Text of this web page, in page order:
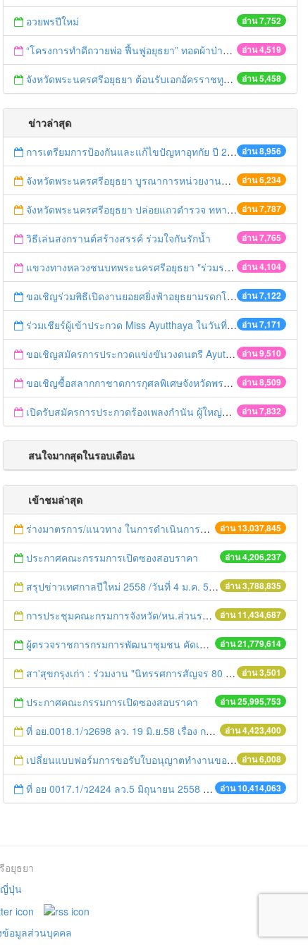
อ่าน 7,752
อวยพรปีใหม่
อ่าน 4,519
“โครงการทำดีถวายพ่อ ฟื้นฟูอยุธยา” ทอดผ้าป่ามหากุศลหาทุนช่วยเหลือวัด และชุมชนที่ประสบอุทกภัย
อ่าน 5,458
จังหวัดพระนครศรีอยุธยา ต้อนรับเอกอัครราชทูตเดนมาร์ก
ข่าวล่าสุด
อ่าน 8,956
การเตรียมการป้องกันและแก้ไขปัญหาอุทกัย ปี 2561
อ่าน 6,234
จังหวัดพระนครศรีอยุธยา บูรณาการหน่วยงานที่เกี่ยวข้อง ลงพื้นที่จัดระเบียบและดำเนินมาตรการตามบทลงโทษสูงสุดกับผู้ประกอบการร้านค้าที่ยังฝ่าฝืนตั้งร้านค้ารุกล้ำเขตพื้นที่ทางหลวง เตรียมความปลอดภัยก่อนเทศกาลสงกรานต์
อ่าน 7,787
จังหวัดพระนครศรีอยุธยา ปล่อยแถวตำรวจ ทหาร ฝ่ายปกครอง กว่า 100 นาย ตรวจเข้มท่ารถสาธารณะ สถานีขนส่งรถโดยสาร วินรถตู้ และสถานีรถไฟ เตรียมรับมือเทศกาลสงกรานต์
อ่าน 7,765
วิธีเล่นสงกรานต์สร้างสรรค์ ร่วมใจกันรักน้ำ
อ่าน 4,104
แขวงทางหลวงชนบทพระนครศรีอยุธยา "ร่วมรณรงค์ ขับช้า เปิดไฟหน้า คาดเข็มขัด" เทศกาลสงกรานต์ ปี 2561
อ่าน 7,122
ขอเชิญร่วมพิธีเปิดงานยอยศยิ่งฟ้าอยุธยามรดกโลก
อ่าน 7,171
ร่วมเชียร์ผู้เข้าประกวด Miss Ayutthaya ในวันที่ 15 ธันวาคม 2560
อ่าน 9,510
ขอเชิญสมัครการประกวดแข่งขันวงดนตรี Ayutthaya battle of the bands
อ่าน 8,509
ขอเชิญซื้อสลากกาชาดการกุศลพิเศษจังหวัดพระนครศรีอยุธยา 2560
อ่าน 7,832
เปิดรับสมัครการประกวดร้องเพลงกำนัน ผู้ใหญ่บ้าน ฯลฯ
สนใจมากสุดในรอบเดือน
เข้าชมล่าสุด
อ่าน 13,037,845
ร่างมาตรการ/แนวทาง ในการดำเนินการประกอบการตรวจราชการแบบบูรณาการ
อ่าน 4,206,237
ประกาศคณะกรรมการเปิดซองสอบราคา
อ่าน 3,788,835
สรุปข่าวเทศกาลปีใหม่ 2558 /วันที่ 4 ม.ค. 58
อ่าน 11,434,687
การประชุมคณะกรมการจังหวัด/หน.ส่วนราชการประจำเดือน มิถุนายน 2558
อ่าน 21,779,614
ผู้ตรวจราชการกรมการพัฒนาชุมชน คัดเลือกข้าราชการและลูกจ้างดีเด่น และหน่วยงานพัฒนาชุมชนใสสะอาด ประจำปี ๒๕๕๔
อ่าน 3,501
สา'สุขกรุงเก่า : ร่วมงาน "นิทรรศการสัญจร 80 พรรษา ปวงประชา ร่มเย็นเป็นสุข"
อ่าน 25,995,753
ประกาศคณะกรรมการเปิดซองสอบราคา
อ่าน 4,423,400
ที่ อย.0018.1/ว2698 ลว. 19 มิ.ย.58 เรื่อง การแก้ไขปัญหาหนี้สินให้แก่เกษตรกร
อ่าน 6,008
เปลี่ยนแบบฟอร์มการขอรับใบอนุญาตทำงานของคนต่างด้าว
อ่าน 10,414,063
ที่ อย 0017.1/ว2424 ลว.5 มิถุนายน 2558 เรื่อง แจ้งกำหนดตรวจประเมินและให้คะแนนหน่วยงานที่สมัครเข้าร่วมโครงการพัฒนาหน่วยงานต้นแบบในการจัดตั้งศูนย์ข้อมูลข่าวสารของราชการฯ ประจำปีงบประมาณ พ.ศ. 2558
อยุธยา
ญี่ปุ่น
ข้อมูลส่วนบุคคล